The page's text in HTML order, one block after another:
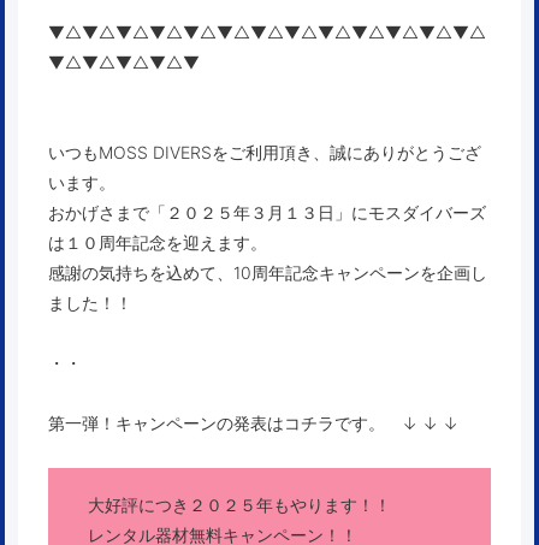
▼△▼△▼△▼△▼△▼△▼△▼△▼△▼△▼△▼△▼△
▼△▼△▼△▼△▼
いつもMOSS DIVERSをご利用頂き、誠にありがとうござ
います。
おかげさまで「２０２５年３月１３日」にモスダイバーズ
は１０周年記念を迎えます。
感謝の気持ちを込めて、10周年記念キャンペーンを企画し
ました！！
・・
第一弾！キャンペーンの発表はコチラです。 ↓ ↓ ↓
大好評につき２０２５年もやります！！
レンタル器材無料キャンペーン！！